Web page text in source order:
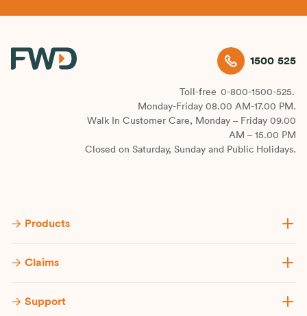
1500 525
Toll-free 0-800-1500-525.
Monday-Friday 08.00 AM-17.00 PM.
Walk In Customer Care, Monday – Friday 09.00
AM – 15.00 PM
Closed on Saturday, Sunday and Public Holidays.
Products
Claims
Support